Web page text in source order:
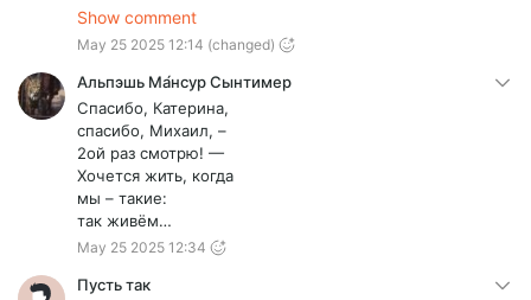
работать…
— Да, уже работал, попутно, нарабатывая
мастерство фото-художника (ну, и – деньги),
устроившись работать в фото-студии.
— В кон. IIIго курса такой жизни загремел в
реанимацию с остановкой сердца.
Тут отец:
„Чёрт – с тобой! иди на операторский.” - …сын к тому
времени заматерел и поступил в… ГИТР, что «… во
ВГИКе крепостное право никто и не отменял …» -
погиб 22 сент. 2022 г. – в… 20 км от границы, уже на
территории Казаkстана...
Понятно, что мы-все – талантливые: он, до кучи, был
Show comment
May 25 2025 12:14 (changed)
Альпэшь Ма́нсур Сынтимер
Спасибо, Катерина,
спасибо, Михаил, –
2ой раз смотрю! —
Хочется жить, когда
мы – такие:
так живём…
May 25 2025 12:34
Пусть так